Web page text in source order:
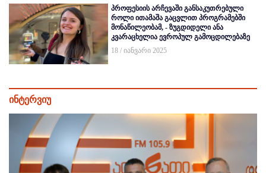
პროფესიის არჩევაში განსაკუთრებული
როლი ითამაშა გაცვლით პროგრამებში
მონაწილეობამ, - ზუგდიდელი ანა
კვარაცხელია ევროპულ გამოცდილებაზე
18 / იანვარი 2025
ინტერვიუ